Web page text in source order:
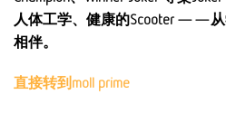
人体工学、健康的Scooter ——
相伴。
直接转到moll prime